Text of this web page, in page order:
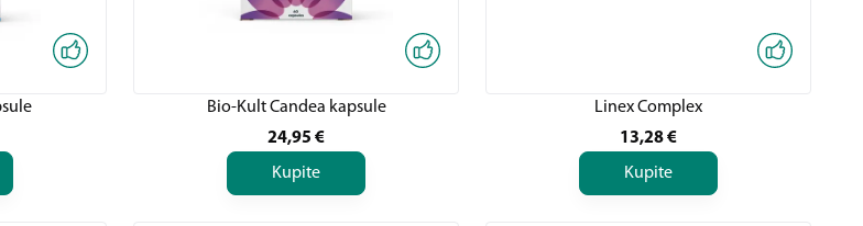
Bio-Kult Candea kapsule
24,95 €
Kupite
Linex Complex
13,28€
Kupite